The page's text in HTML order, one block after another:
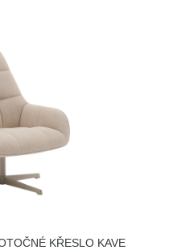
KŘESLO KAVE